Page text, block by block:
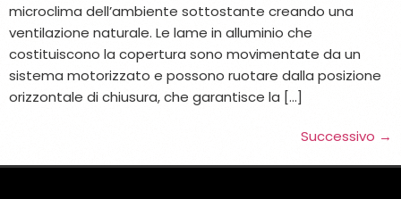
microclima dell’ambiente sottostante creando una
ventilazione naturale. Le lame in alluminio che
costituiscono la copertura sono movimentate da un
sistema motorizzato e possono ruotare dalla posizione
orizzontale di chiusura, che garantisce la […]
Successivo →